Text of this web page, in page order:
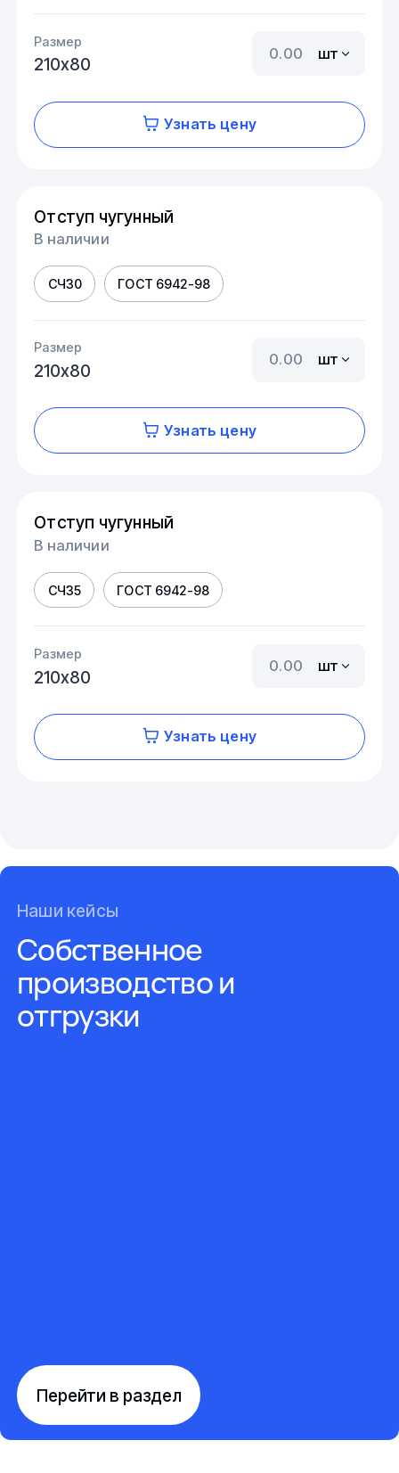
Размер
210х80
шт
Узнать цену
Отступ чугунный
В наличии
СЧ30 ГОСТ 6942-98
Размер
210х80
шт
Узнать цену
Отступ чугунный
В наличии
СЧ35 ГОСТ 6942-98
Размер
210х80
шт
Узнать цену
Наши кейсы
Собственное
производство и
отгрузки
Перейти в раздел